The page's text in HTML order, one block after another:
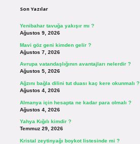
Son Yazılar
Yenibahar tavuğa yakışır mı ?
Ağustos 9, 2026
Mavi göz geni kimden gelir ?
Ağustos 7, 2026
Avrupa vatandaşlığının avantajları nelerdir ?
Ağustos 5, 2026
Ağzını bağla dilini tut duası kaç kere okunmalı ?
Ağustos 4, 2026
Almanya için hesapta ne kadar para olmalı ?
Ağustos 4, 2026
Yahya Kığılı kimdir ?
Temmuz 29, 2026
Kristal zeytinyağı boykot listesinde mi ?